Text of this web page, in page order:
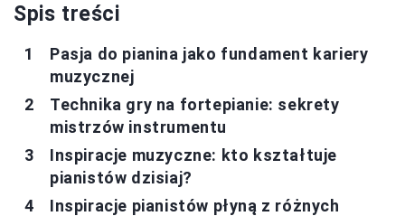
Spis treści
Pasja do pianina jako fundament kariery
muzycznej
Technika gry na fortepianie: sekrety
mistrzów instrumentu
Inspiracje muzyczne: kto kształtuje
pianistów dzisiaj?
Inspiracje pianistów płyną z różnych